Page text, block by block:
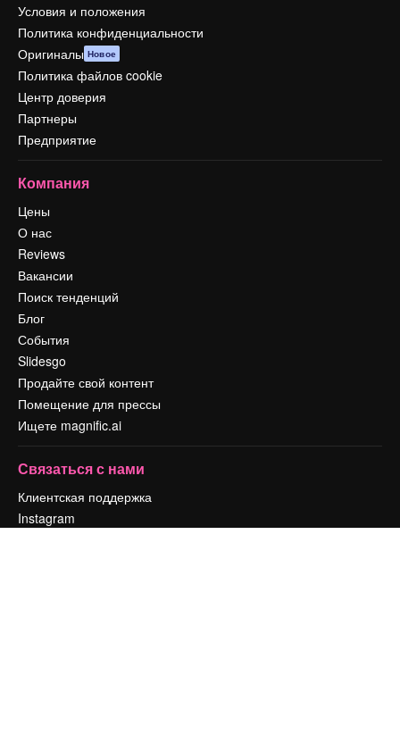
Условия и положения
Политика конфиденциальности
Оригиналы Новое
Политика файлов cookie
Центр доверия
Партнеры
Предприятие
Компания
Цены
О нас
Reviews
Вакансии
Поиск тенденций
Блог
События
Slidesgo
Продайте свой контент
Помещение для прессы
Ищете magnific.ai
Связаться с нами
Клиентская поддержка
Instagram